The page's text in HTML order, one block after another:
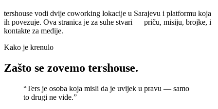
tershouse vodi dvije coworking lokacije u Sarajevu i platformu koja
ih povezuje. Ova stranica je za suhe stvari — priču, misiju, brojke, i
kontakte za medije.
Kako je krenulo
Zašto se zovemo tershouse.
“Ters je osoba koja misli da je uvijek u pravu — samo
to drugi ne vide.”